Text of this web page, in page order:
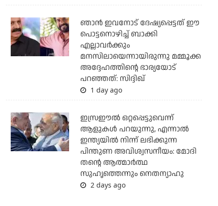
ഞാന്‍ ഇവനോട് ദേഷ്യപ്പെട്ടത് ഈ
പൊട്ടനൊഴിച്ച് ബാക്കി
എല്ലാവര്‍ക്കും
മനസിലായെന്നായിരുന്നു മമ്മൂക്ക
അദ്ദേഹത്തിന്റെ ഭാര്യയോട്
പറഞ്ഞത്: സിദ്ദിഖ്
1 day ago
ഇസ്രഈല്‍ ഒറ്റപ്പെട്ടുവെന്ന്
ആളുകള്‍ പറയുന്നു, എന്നാല്‍
ഇന്ത്യയില്‍ നിന്ന് ലഭിക്കുന്ന
പിന്തുണ അവിശ്വസനീയം: മോദി
തന്റെ ആത്മാര്‍ത്ഥ
സുഹൃത്തെന്നും നെതന്യാഹു
2 days ago